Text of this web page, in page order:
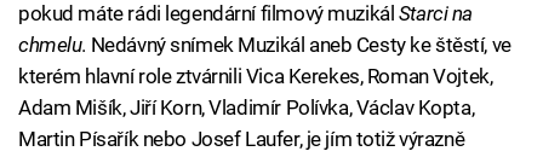
pokud máte rádi legendární filmový muzikál Starci na
chmelu. Nedávný snímek Muzikál aneb Cesty ke štěstí, ve
kterém hlavní role ztvárnili Vica Kerekes, Roman Vojtek,
Adam Mišík, Jiří Korn, Vladimír Polívka, Václav Kopta,
Martin Písařík nebo Josef Laufer, je jím totiž výrazně